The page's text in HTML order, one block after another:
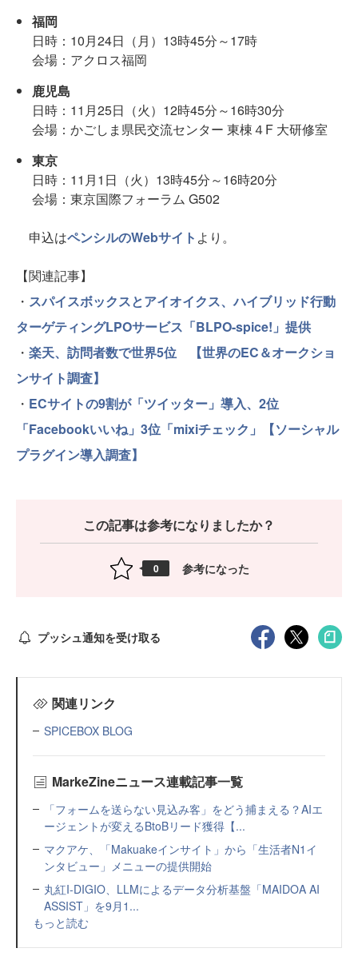
福岡
日時：10月24日（月）13時45分～17時
会場：アクロス福岡
鹿児島
日時：11月25日（火）12時45分～16時30分
会場：かごしま県民交流センター 東棟４F 大研修室
東京
日時：11月1日（火）13時45分～16時20分
会場：東京国際フォーラム G502
申込はペンシルのWebサイト より。
【関連記事】
・ スパイスボックスとアイオイクス、ハイブリッド行動
ターゲティングLPOサービス「BLPO-spice!」提供
・ 楽天、訪問者数で世界5位 【世界のEC＆オークショ
ンサイト調査】
・ ECサイトの9割が「ツイッター」導入、2位
「Facebookいいね」3位「mixiチェック」【ソーシャル
プラグイン導入調査】
この記事は参考になりましたか？
0 参考になった
プッシュ通知を受け取る
関連リンク
SPICEBOX BLOG
MarkeZineニュース連載記事一覧
「フォームを送らない見込み客」をどう捕まえる？AIエ
ージェントが変えるBtoBリード獲得【...
マクアケ、「Makuakeインサイト」から「生活者N1イ
ンタビュー」メニューの提供開始
丸紅I-DIGIO、LLMによるデータ分析基盤「MAIDOA AI
ASSIST」を9月1...
もっと読む